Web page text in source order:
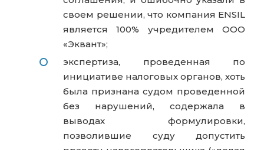
своем решении, что компания ENSIL
является 100% учредителем ООО
«Эквант»;
экспертиза, проведенная по
инициативе налоговых органов, хоть
была признана судом проведенной
без нарушений, содержала в
выводах формулировки,
позволившие суду допустить